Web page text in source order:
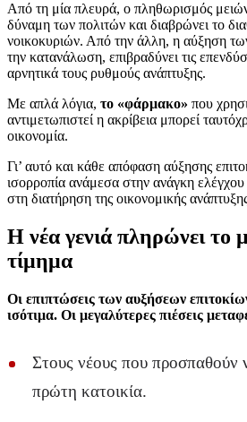
Από τη μία πλευρά, ο πληθωρισμός
δύναμη των πολιτών και διαβρώνει το
νοικοκυριών. Από την άλλη, η αύξηση των
την κατανάλωση, επιβραδύνει τις
αρνητικά τους ρυθμούς ανάπτυξης.
Με απλά λόγια, το «φάρμακο» που
αντιμετωπιστεί η ακρίβεια μπορεί
οικονομία.
Γι’ αυτό και κάθε απόφαση αύξησης
ισορροπία ανάμεσα στην ανάγκη
στη διατήρηση της οικονομικής
Η νέα γενιά πληρώνει το
τίμημα
Οι επιπτώσεις των αυξήσεων
ισότιμα. Οι μεγαλύτερες πιέσεις
Στους νέους που προσπαθούν
πρώτη κατοικία.